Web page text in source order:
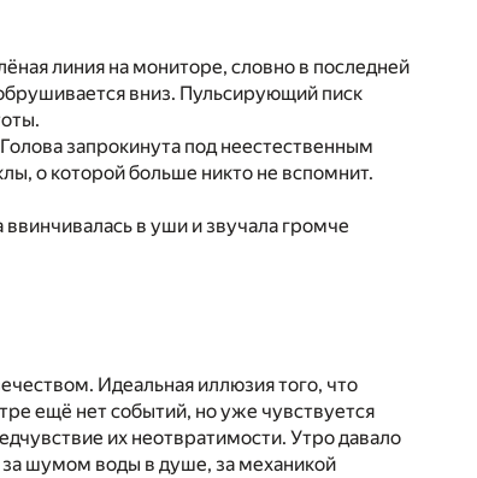
линия на мониторе, словно в последней
вниз. Пульсирующий писк
запрокинута под неестественным
о которой больше никто не вспомнит.
в уши и звучала громче
Идеальная иллюзия того, что
ещё нет событий, но уже чувствуется
их неотвратимости. Утро давало
шумом воды в душе, за механикой